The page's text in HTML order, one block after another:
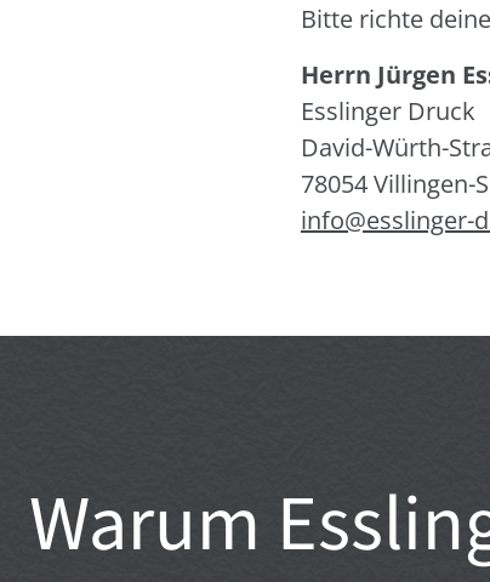
Bitte richte
Herrn Jürgen
Esslinger Druck
David-Würth-
78054 Villingen-
info@esslinger-
Warum